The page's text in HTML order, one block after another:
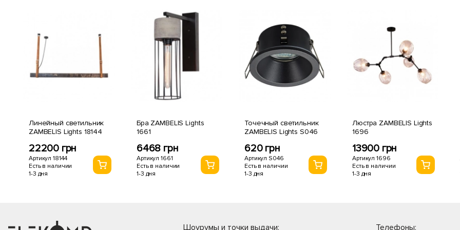
Линейный светильник
ZAMBELIS Lights 18144
22200 грн
Артикул 18144
Есть в наличии
1-3 дня
Бра ZAMBELIS Lights
1661
6468 грн
Артикул 1661
Есть в наличии
1-3 дня
Точечный светильник
ZAMBELIS Lights S046
620 грн
Артикул S046
Есть в наличии
1-3 дня
Люстра ZAMBELIS Lights
1696
13900 грн
Артикул 1696
Есть в наличии
1-3 дня
Шоурумы и точки выдачи: Телефоны: